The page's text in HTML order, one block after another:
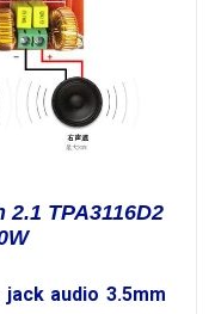
TPA3116D2
jack audio 3.5mm